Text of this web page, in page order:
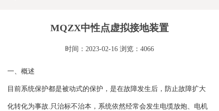
MQZX中性点虚拟接地装置
时间：2023-02-16 浏览：4066
一、概述
目前系统保护都是被动式的保护，是在故障发生后，防止故障扩大
化转化为事故.只治标不治本，系统依然经常会发生电缆放炮、电机